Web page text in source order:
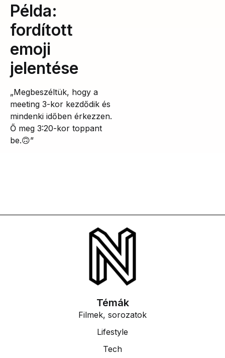
Példa:
fordított
emoji
jelentése
„Megbeszéltük, hogy a
meeting 3-kor kezdődik és
mindenki időben érkezzen.
Ő meg 3:20-kor toppant
be.🙃”
Témák
Filmek, sorozatok
Lifestyle
Tech